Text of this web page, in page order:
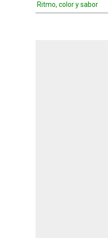
Ritmo, color y sabor